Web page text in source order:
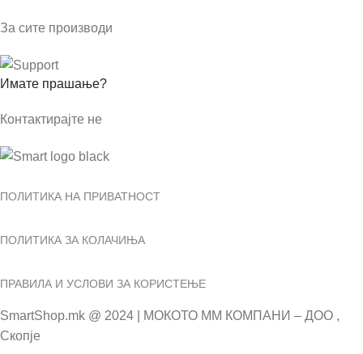
За сите производи
Имате прашање?
Контактирајте не
ПОЛИТИКА НА ПРИВАТНОСТ
ПОЛИТИКА ЗА КОЛАЧИЊА
ПРАВИЛА И УСЛОВИ ЗА КОРИСТЕЊЕ
SmartShop.mk @ 2024 | МОКОТО ММ КОМПАНИ – ДОО ,
Скопје